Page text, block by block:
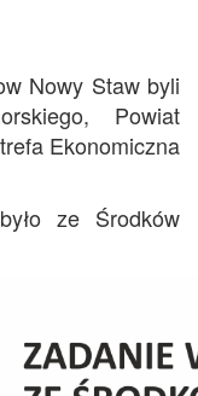
Nowy Staw byli
Powiat
Ekonomiczna
ze Środków